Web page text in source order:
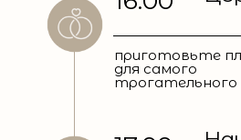
приготовьте
для самого